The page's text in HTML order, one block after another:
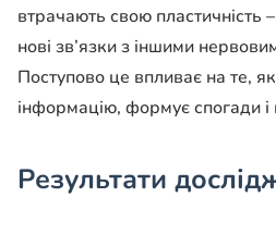
втрачають свою пластичність
нові зв’язки з іншими
Поступово це впливає на те,
інформацію, формує спогади
Результати